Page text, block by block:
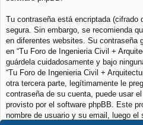
Tu contraseña está encriptada (cifrado
segura. Sin embargo, se recomienda
en diferentes websites. Su contraseña
en “Tu Foro de Ingenieria Civil +
guárdela cuidadosamente y bajo
“Tu Foro de Ingenieria Civil +
otra tercera parte, legítimamente le
contraseña de su cuenta, puede usar
provisto por el software phpBB. Este
nombre de usuario y su email, luego el